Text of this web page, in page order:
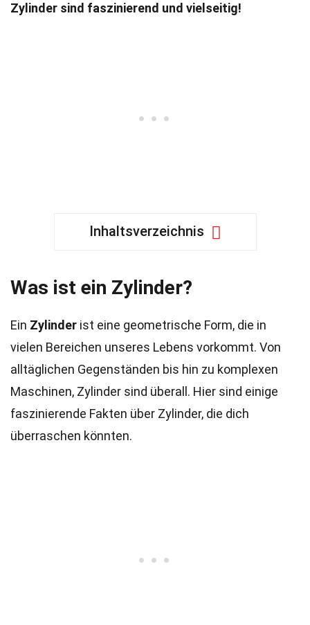
Zylinder sind faszinierend und vielseitig!
Inhaltsverzeichnis
Was ist ein Zylinder?
Ein Zylinder ist eine geometrische Form, die in
vielen Bereichen unseres Lebens vorkommt. Von
alltäglichen Gegenständen bis hin zu komplexen
Maschinen, Zylinder sind überall. Hier sind einige
faszinierende Fakten über Zylinder, die dich
überraschen könnten.